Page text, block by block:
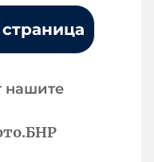
нашите